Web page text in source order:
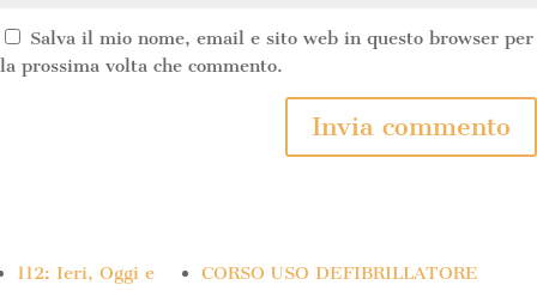
Salva il mio nome, email e sito web in questo browser per
la prossima volta che commento.
112: Ieri, Oggi e
CORSO USO DEFIBRILLATORE